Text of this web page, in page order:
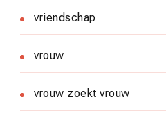
vriendschap
vrouw
vrouw zoekt vrouw